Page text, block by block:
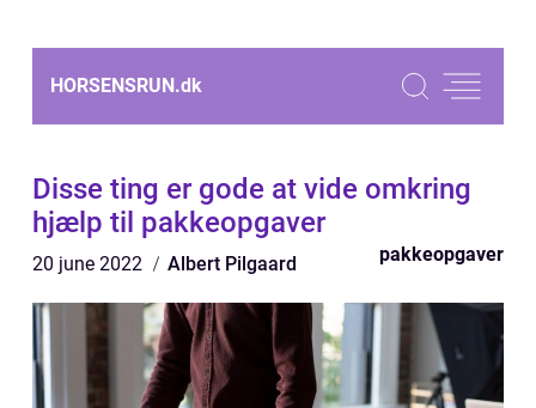
HORSENSRUN.dk
Disse ting er gode at vide omkring
hjælp til pakkeopgaver
20 june 2022 Albert Pilgaard pakkeopgaver